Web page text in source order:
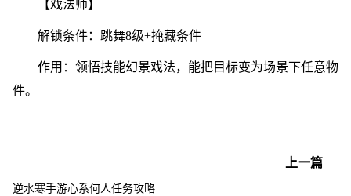
【戏法师】
解锁条件：跳舞8级+掩藏条件
作用：领悟技能幻景戏法，能把目标变为场景下任意物
件。
上一篇
逆水寒手游心系何人任务攻略